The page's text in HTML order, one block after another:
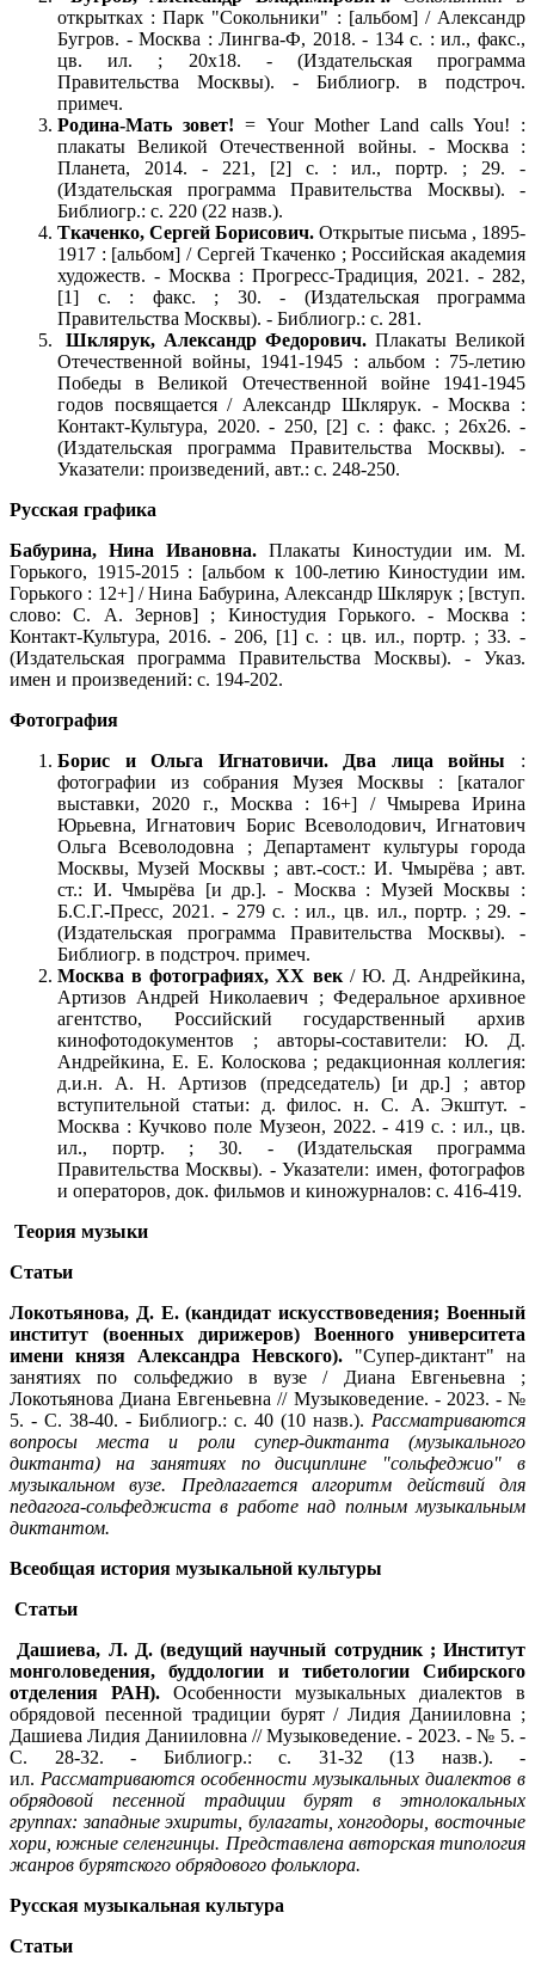
открытках : Парк "Сокольники" : [альбом] / Александр
Бугров. - Москва : Лингва-Ф, 2018. - 134 с. : ил., факс.,
цв. ил. ; 20x18. - (Издательская программа
Правительства Москвы). - Библиогр. в подстроч.
примеч.
Родина-Мать зовет! = Your Mother Land calls You! :
плакаты Великой Отечественной войны. - Москва :
Планета, 2014. - 221, [2] с. : ил., портр. ; 29. -
(Издательская программа Правительства Москвы). -
Библиогр.: с. 220 (22 назв.).
Ткаченко, Сергей Борисович. Открытые письма , 1895-
1917 : [альбом] / Сергей Ткаченко ; Российская академия
художеств. - Москва : Прогресс-Традиция, 2021. - 282,
[1] с. : факс. ; 30. - (Издательская программа
Правительства Москвы). - Библиогр.: с. 281.
Шклярук, Александр Федорович. Плакаты Великой
Отечественной войны, 1941-1945 : альбом : 75-летию
Победы в Великой Отечественной войне 1941-1945
годов посвящается / Александр Шклярук. - Москва :
Контакт-Культура, 2020. - 250, [2] с. : факс. ; 26x26. -
(Издательская программа Правительства Москвы). -
Указатели: произведений, авт.: с. 248-250.
Русская графика
Бабурина, Нина Ивановна. Плакаты Киностудии им. М.
Горького, 1915-2015 : [альбом к 100-летию Киностудии им.
Горького : 12+] / Нина Бабурина, Александр Шклярук ; [вступ.
слово: С. А. Зернов] ; Киностудия Горького. - Москва :
Контакт-Культура, 2016. - 206, [1] с. : цв. ил., портр. ; 33. -
(Издательская программа Правительства Москвы). - Указ.
имен и произведений: с. 194-202.
Фотография
Борис и Ольга Игнатовичи. Два лица войны :
фотографии из собрания Музея Москвы : [каталог
выставки, 2020 г., Москва : 16+] / Чмырева Ирина
Юрьевна, Игнатович Борис Всеволодович, Игнатович
Ольга Всеволодовна ; Департамент культуры города
Москвы, Музей Москвы ; авт.-сост.: И. Чмырёва ; авт.
ст.: И. Чмырёва [и др.]. - Москва : Музей Москвы :
Б.С.Г.-Пресс, 2021. - 279 с. : ил., цв. ил., портр. ; 29. -
(Издательская программа Правительства Москвы). -
Библиогр. в подстроч. примеч.
Москва в фотографиях, XX век/ Ю. Д. Андрейкина,
Артизов Андрей Николаевич ; Федеральное архивное
агентство, Российский государственный архив
кинофотодокументов ; авторы-составители: Ю. Д.
Андрейкина, Е. Е. Колоскова ; редакционная коллегия:
д.и.н. А. Н. Артизов (председатель) [и др.] ; автор
вступительной статьи: д. филос. н. С. А. Экштут. -
Москва : Кучково поле Музеон, 2022. - 419 с. : ил., цв.
ил., портр. ; 30. - (Издательская программа
Правительства Москвы). - Указатели: имен, фотографов
и операторов, док. фильмов и киножурналов: с. 416-419.
Теория музыки
Статьи
Локотьянова, Д. Е. (кандидат искусствоведения; Военный
институт (военных дирижеров) Военного университета
имени князя Александра Невского). "Супер-диктант" на
занятиях по сольфеджио в вузе / Диана Евгеньевна ;
Локотьянова Диана Евгеньевна // Музыковедение. - 2023. - №
5. - С. 38-40. - Библиогр.: с. 40 (10 назв.). Рассматриваются
вопросы места и роли супер-диктанта (музыкального
диктанта) на занятиях по дисциплине "сольфеджио" в
музыкальном вузе. Предлагается алгоритм действий для
педагога-сольфеджиста в работе над полным музыкальным
диктантом.
Всеобщая история музыкальной культуры
Статьи
Дашиева, Л. Д. (ведущий научный сотрудник ; Институт
монголоведения, буддологии и тибетологии Сибирского
отделения РАН). Особенности музыкальных диалектов в
обрядовой песенной традиции бурят / Лидия Данииловна ;
Дашиева Лидия Данииловна // Музыковедение. - 2023. - № 5. -
С. 28-32. - Библиогр.: с. 31-32 (13 назв.). -
ил. Рассматриваются особенности музыкальных диалектов в
обрядовой песенной традиции бурят в этнолокальных
группах: западные эхириты, булагаты, хонгодоры, восточные
хори, южные селенгинцы. Представлена авторская типология
жанров бурятского обрядового фольклора.
Русская музыкальная культура
Статьи